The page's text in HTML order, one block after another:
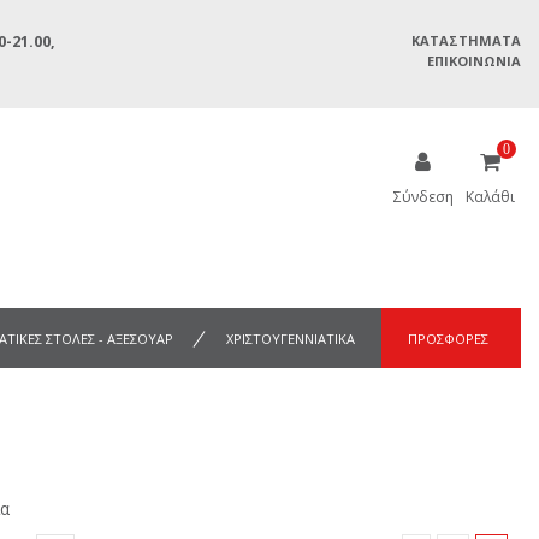
21.00,
ΚΑΤΑΣΤΉΜΑΤΑ
ΕΠΙΚΟΙΝΩΝΊΑ
Σύνδεση
0
Καλάθι
ΣΤΟΛΕΣ - ΑΞΕΣΟΥΑΡ ΧΡΙΣΤΟΥΓΕΝΝΙΑΤΙΚΑ ΠΡΟΣΦΟΡΕΣ